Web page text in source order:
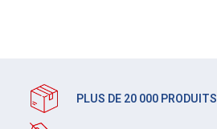
PLUS DE 20 000 PRODUITS